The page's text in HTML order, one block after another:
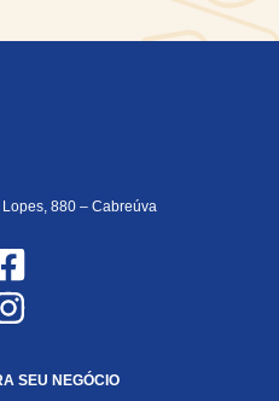
880 – Cabreúva
SEU NEGÓCIO